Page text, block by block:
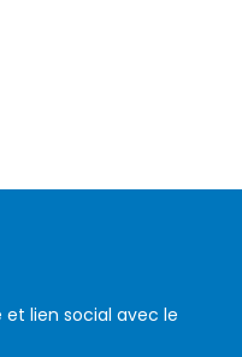
lien social avec le